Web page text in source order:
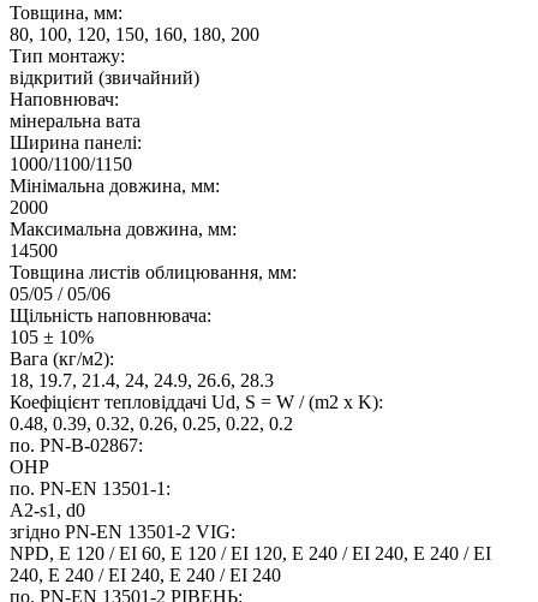
Товщина, мм:
80, 100, 120, 150, 160, 180, 200
Тип монтажу:
відкритий (звичайний)
Наповнювач:
мінеральна вата
Ширина панелі:
1000/1100/1150
Мінімальна довжина, мм:
2000
Максимальна довжина, мм:
14500
Товщина листів облицювання, мм:
05/05 / 05/06
Щільність наповнювача:
105 ± 10%
Вага (кг/м2):
18, 19.7, 21.4, 24, 24.9, 26.6, 28.3
Коефіцієнт тепловіддачі Ud, S = W / (m2 x K):
0.48, 0.39, 0.32, 0.26, 0.25, 0.22, 0.2
по. PN-B-02867:
ОНР
по. PN-EN 13501-1:
A2-s1, d0
згідно PN-EN 13501-2 VIG:
NPD, E 120 / EI 60, E 120 / EI 120, E 240 / EI 240, E 240 / EI
240, E 240 / EI 240, E 240 / EI 240
по. PN-EN 13501-2 РІВЕНЬ: